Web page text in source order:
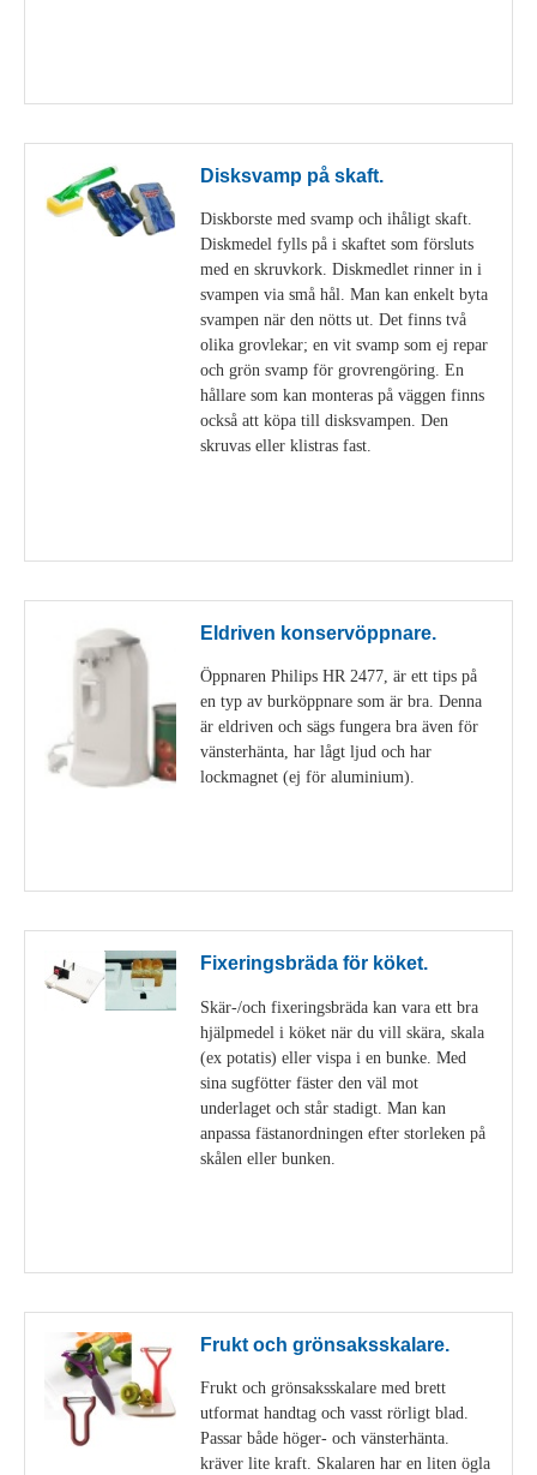
Disksvamp på skaft.
Diskborste med svamp och ihåligt skaft.
Diskmedel fylls på i skaftet som försluts
med en skruvkork. Diskmedlet rinner in i
svampen via små hål. Man kan enkelt byta
svampen när den nötts ut. Det finns två
olika grovlekar; en vit svamp som ej repar
och grön svamp för grovrengöring. En
hållare som kan monteras på väggen finns
också att köpa till disksvampen. Den
skruvas eller klistras fast.
Eldriven konservöppnare.
Öppnaren Philips HR 2477, är ett tips på
en typ av burköppnare som är bra. Denna
är eldriven och sägs fungera bra även för
vänsterhänta, har lågt ljud och har
lockmagnet (ej för aluminium).
Fixeringsbräda för köket.
Skär-/och fixeringsbräda kan vara ett bra
hjälpmedel i köket när du vill skära, skala
(ex potatis) eller vispa i en bunke. Med
sina sugfötter fäster den väl mot
underlaget och står stadigt. Man kan
anpassa fästanordningen efter storleken på
skålen eller bunken.
Frukt och grönsaksskalare.
Frukt och grönsaksskalare med brett
utformat handtag och vasst rörligt blad.
Passar både höger- och vänsterhänta.
kräver lite kraft. Skalaren har en liten ögla